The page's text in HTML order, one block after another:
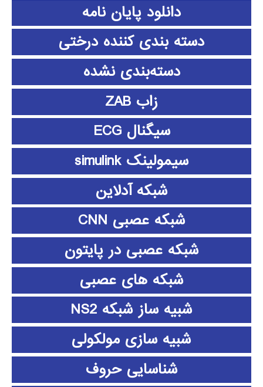
دانلود پايان نامه
دسته بندی کننده درختی
دسته‌بندی نشده
زاب ZAB
سیگنال ECG
سیمولینک simulink
شبکه آدلاین
شبکه عصبی CNN
شبکه عصبی در پایتون
شبکه های عصبی
شبیه ساز شبکه NS2
شبیه سازی مولکولی
شناسایی حروف